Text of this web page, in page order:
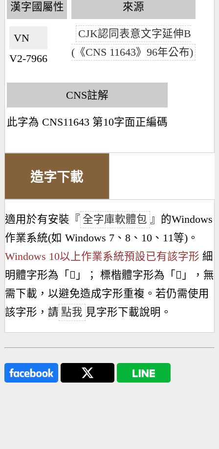
漢字國屬性
VN🇻🇳
V2-7966
來源
CJK認同表意文字延伸B
(《CNS 11643》96年公布)
CNS註解
此字為 CNS11643 第10字面正編碼
造字下載
適用於有安裝『 全字庫軟體包 』的Windows
作業系統(如 Windows 7、8、10、11等)。
Windows 10以上作業系統預設已有該字形 細
明體字形為「 𣜴 」； 標楷體字形為「 𣜴 」，無
需下載，以避免造成字形重複。若仍需使用
該字形，請 點我 見字形下載說明。